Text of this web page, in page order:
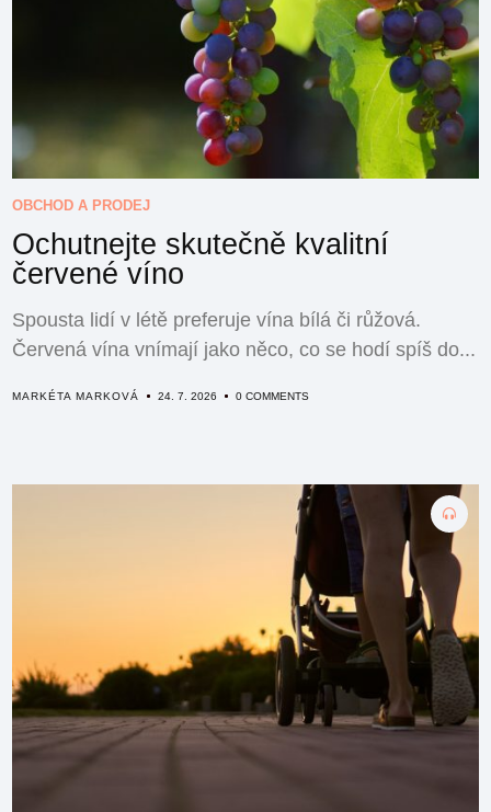
OBCHOD A PRODEJ
Ochutnejte skutečně kvalitní
červené víno
Spousta lidí v létě preferuje vína bílá či růžová.
Červená vína vnímají jako něco, co se hodí spíš do...
MARKÉTA MARKOVÁ 24. 7. 2026 0 COMMENTS